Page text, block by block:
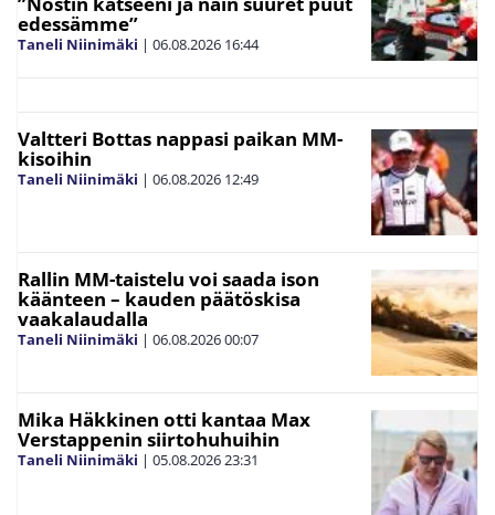
edessämme”
Taneli Niinimäki | 06.08.2026 16:44
Valtteri Bottas nappasi paikan MM-
kisoihin
Taneli Niinimäki | 06.08.2026 12:49
Rallin MM-taistelu voi saada ison
käänteen – kauden päätöskisa
vaakalaudalla
Taneli Niinimäki | 06.08.202600:07
Mika Häkkinen otti kantaa Max
Verstappenin siirtohuhuihin
Taneli Niinimäki | 05.08.202623:31